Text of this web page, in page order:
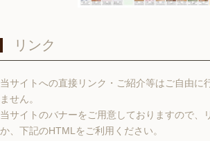
リンク
当サイトへの直接リンク・ご紹介等はご自由に
ません。
当サイトのバナーをご用意しておりますので、
か、下記のHTMLをご利用ください。